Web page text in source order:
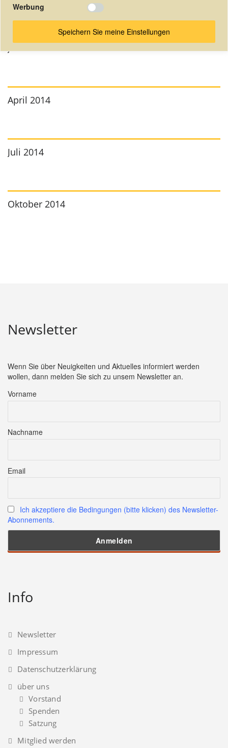
Werbung
Speichern Sie meine Einstellungen
(In der Zeitung auf die gewünschte Seite klicken um das pdf-
Dokument zu öffnen).
Januar 2014
April 2014
Juli 2014
Oktober 2014
Newsletter
Wenn Sie über Neuigkeiten und Aktuelles informiert werden
wollen, dann melden Sie sich zu unsem Newsletter an.
Vorname
Nachname
Email
Ich akzeptiere die Bedingungen (bitte klicken) des Newsletter-
Abonnements.
Info
Newsletter
Impressum
Datenschutzerklärung
über uns
Vorstand
Spenden
Satzung
Mitglied werden